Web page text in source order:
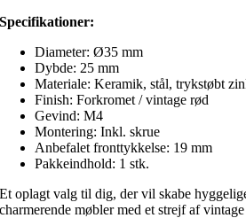
Specifikationer:
Diameter: Ø35 mm
Dybde: 25 mm
Materiale: Keramik, stål, trykstøbt
Finish: Forkromet / vintage rød
Gevind: M4
Montering: Inkl. skrue
Anbefalet fronttykkelse: 19 mm
Pakkeindhold: 1 stk.
Et oplagt valg til dig, der vil skabe
charmerende møbler med et strejf af